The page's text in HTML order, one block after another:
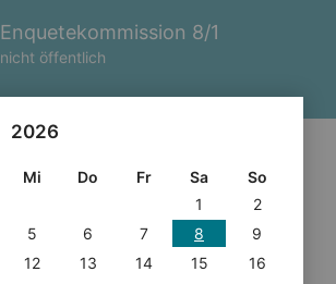
Enquetekommission 8/1
nicht öffentlich
2026
Mi Do Fr Sa
So
1
2
5 6 7 8
9
12 13 14 15
16